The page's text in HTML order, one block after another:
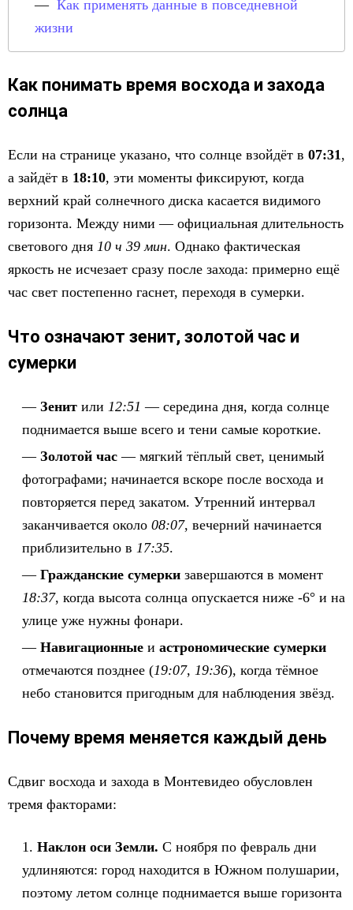
Как применять данные в повседневной
жизни
Как понимать время восхода и захода
солнца
Если на странице указано, что солнце взойдёт в 07:31,
а зайдёт в 18:10, эти моменты фиксируют, когда
верхний край солнечного диска касается видимого
горизонта. Между ними — официальная длительность
светового дня 10 ч 39 мин. Однако фактическая
яркость не исчезает сразу после захода: примерно ещё
час свет постепенно гаснет, переходя в сумерки.
Что означают зенит, золотой час и
сумерки
Зенит или 12:51 — середина дня, когда солнце
поднимается выше всего и тени самые короткие.
Золотой час — мягкий тёплый свет, ценимый
фотографами; начинается вскоре после восхода и
повторяется перед закатом. Утренний интервал
заканчивается около 08:07, вечерний начинается
приблизительно в 17:35.
Граждан­ские сумерки завершаются в момент
18:37, когда высота солнца опускается ниже ‑6° и на
улице уже нужны фонари.
Навигационные и астрономические сумерки
отмечаются позднее (19:07, 19:36), когда тёмное
небо становится пригодным для наблюдения звёзд.
Почему время меняется каждый день
Сдвиг восхода и захода в Монтевидео обусловлен
тремя факторами:
Наклон оси Земли. С ноября по февраль дни
удлиняются: город находится в Южном полушарии,
поэтому летом солнце поднимается выше горизонта